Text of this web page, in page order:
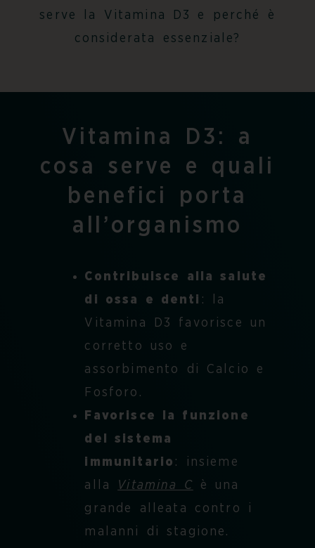
serve la Vitamina D3 e perché è
considerata essenziale?
Vitamina D3: a
cosa serve e quali
benefici porta
all’organismo
Contribuisce alla salute
di ossa e denti
: la
Vitamina D3 favorisce un
corretto uso e
assorbimento di Calcio e
Fosforo.
Favorisce la funzione
del sistema
immunitario : insieme
alla Vitamina C è una
grande alleata contro i
malanni di stagione.